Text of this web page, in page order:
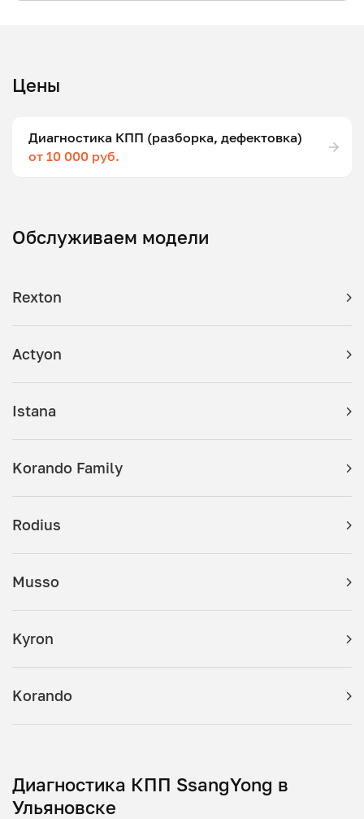
Цены
Диагностика КПП (разборка, дефектовка)
от 10 000 руб.
Обслуживаем модели
Rexton
Actyon
Istana
Korando Family
Rodius
Musso
Kyron
Korando
Диагностика КПП SsangYong в
Ульяновске